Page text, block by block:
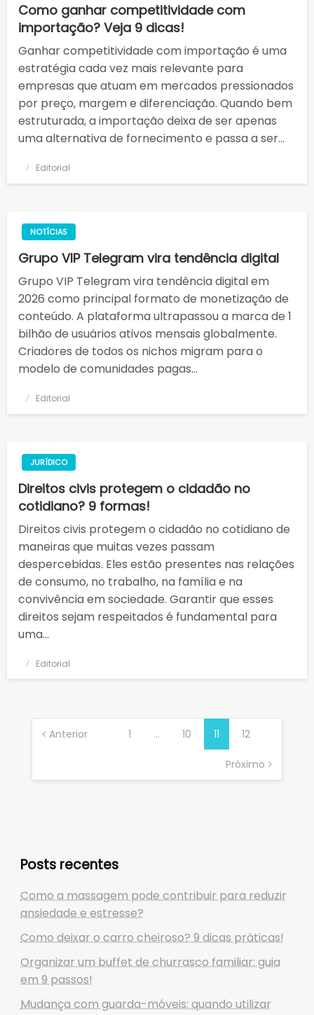
Como ganhar competitividade com
importação? Veja 9 dicas!
Ganhar competitividade com importação é uma
estratégia cada vez mais relevante para
empresas que atuam em mercados pressionados
por preço, margem e diferenciação. Quando bem
estruturada, a importação deixa de ser apenas
uma alternativa de fornecimento e passa a ser…
PostedEditorial
NOTÍCIAS
Grupo VIP Telegram vira tendência digital
Grupo VIP Telegram vira tendência digital em
2026 como principal formato de monetização de
conteúdo. A plataforma ultrapassou a marca de 1
bilhão de usuários ativos mensais globalmente.
Criadores de todos os nichos migram para o
modelo de comunidades pagas…
PostedEditorial
JURÍDICO
Direitos civis protegem o cidadão no
cotidiano? 9 formas!
Direitos civis protegem o cidadão no cotidiano de
maneiras que muitas vezes passam
despercebidas. Eles estão presentes nas relações
de consumo, no trabalho, na família e na
convivência em sociedade. Garantir que esses
direitos sejam respeitados é fundamental para
uma…
PostedEditorial
Paginação
deAnterior 1 … 10 11 12
Próximo
Posts recentes
Como a massagem pode contribuir para reduzir
ansiedade e estresse?
Como deixar o carro cheiroso? 9 dicas práticas!
Organizar um buffet de churrasco familiar: guia
em 9 passos!
Mudança com guarda-móveis: quando utilizar